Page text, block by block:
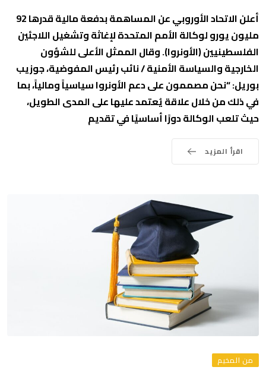
أعلن الاتحاد الأوروبي عن المساهمة بدفعة مالية قدرها 92
مليون يورو لوكالة الأمم المتحدة لإغاثة وتشغيل اللاجئين
الفلسطينيين (الأونروا). وقال الممثل الأعلى للشؤون
الخارجية والسياسة الأمنية / نائب رئيس المفوضية، جوزيب
بوريل: “نحن مصممون على دعم الأونروا سياسياً ومالياً، بما
في ذلك من خلال علاقة يُعتمد عليها على المدى الطويل،
حيث تلعب الوكالة دورًا أساسيًا في تقديم
اقرأ المزيد
من المخيم